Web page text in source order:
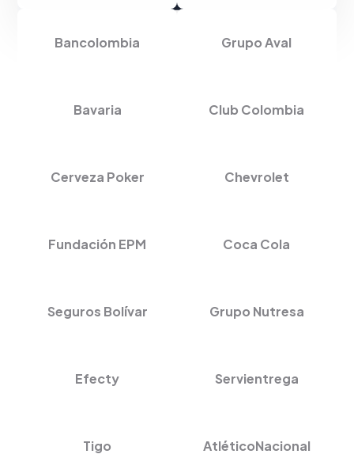
Bancolombia Grupo Aval
Bavaria Club Colombia
Cerveza Poker Chevrolet
Fundación EPM Coca Cola
Seguros Bolívar Grupo Nutresa
Efecty Servientrega
Tigo AtléticoNacional